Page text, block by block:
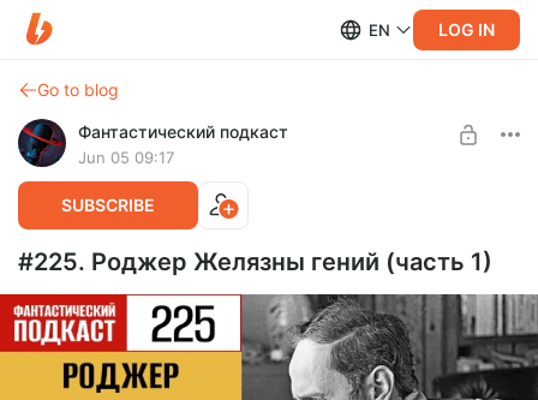
EN LOG IN
Go to blog
Фантастический подкаст
Jun 05 09:17
SUBSCRIBE
#225. Роджер Желязны гений (часть 1)